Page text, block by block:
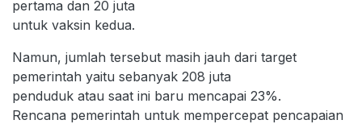
pertama dan 20 juta
untuk vaksin kedua.
Namun, jumlah tersebut masih jauh dari target
pemerintah yaitu sebanyak 208 juta
penduduk atau saat ini baru mencapai 23%.
Rencana pemerintah untuk mempercepat pencapaian